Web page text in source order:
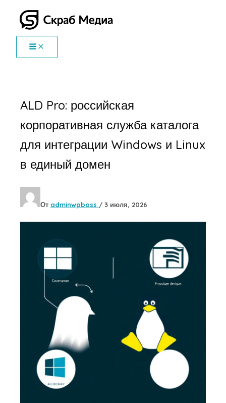
Перейти
содержимому
ALD Pro: российская
корпоративная служба каталога
для интеграции Windows и Linux
в единый домен
От adminwpboss / 3 июля, 2026